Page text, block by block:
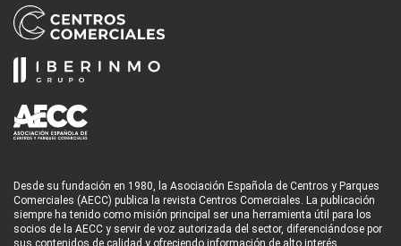
Desde su fundación en 1980, la Asociación Española de Centros y Parques
Comerciales (AECC) publica la revista Centros Comerciales. La publicación
siempre ha tenido como misión principal ser una herramienta útil para los
socios de la AECC y servir de voz autorizada del sector, diferenciándose por